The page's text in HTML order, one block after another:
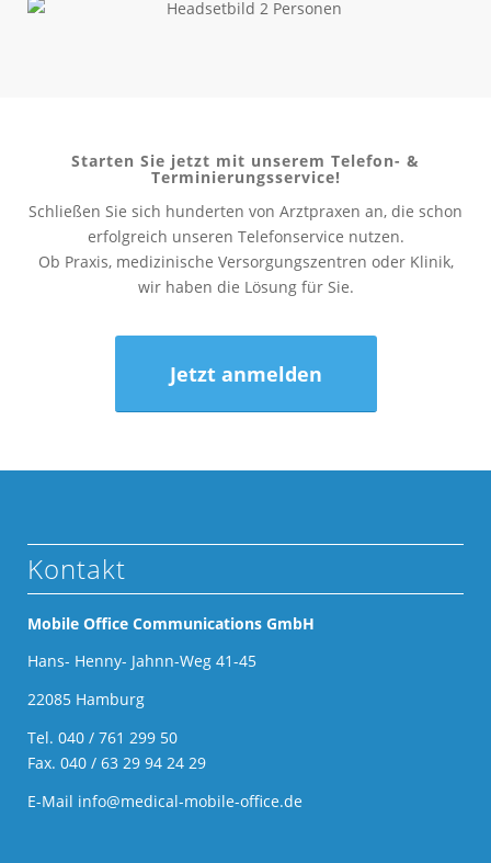
Starten Sie jetzt mit unserem Telefon- &
Terminierungsservice!
Schließen Sie sich hunderten von Arztpraxen an, die schon
erfolgreich unseren Telefonservice nutzen.
Ob Praxis, medizinische Versorgungszentren oder Klinik,
wir haben die Lösung für Sie.
Jetzt anmelden
Kontakt
Mobile Office Communications GmbH
Hans- Henny- Jahnn-Weg 41-45
22085 Hamburg
Tel. 040 / 761 299 50
Fax. 040 / 63 29 94 24 29
E-Mail info@medical-mobile-office.de